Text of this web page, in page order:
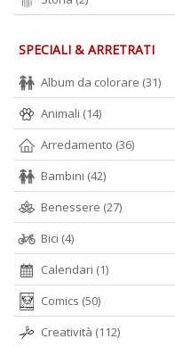
SPECIALI & ARRETRATI
Album da colorare (31)
Animali (14)
Arredamento (36)
Bambini (42)
Benessere (27)
Bici (4)
Calendari (1)
Comics (50)
Creatività (112)